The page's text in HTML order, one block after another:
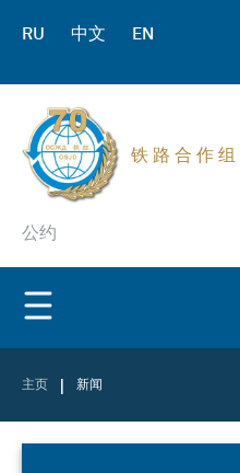
RU 中文 EN
铁 路 合 作 组
公约
主页 | 新闻